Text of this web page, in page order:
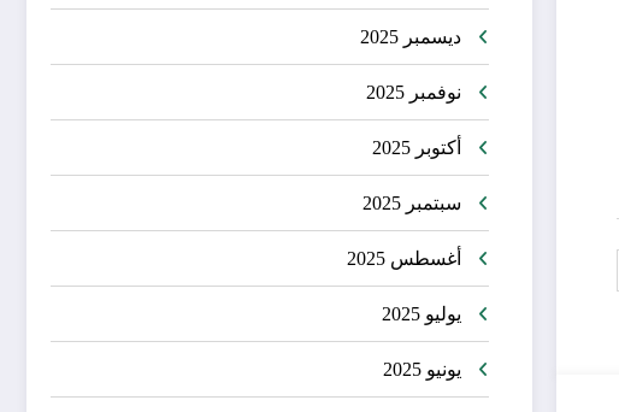
ديسمبر 2025
نوفمبر 2025
أكتوبر 2025
سبتمبر 2025
أغسطس 2025
يوليو 2025
يونيو 2025